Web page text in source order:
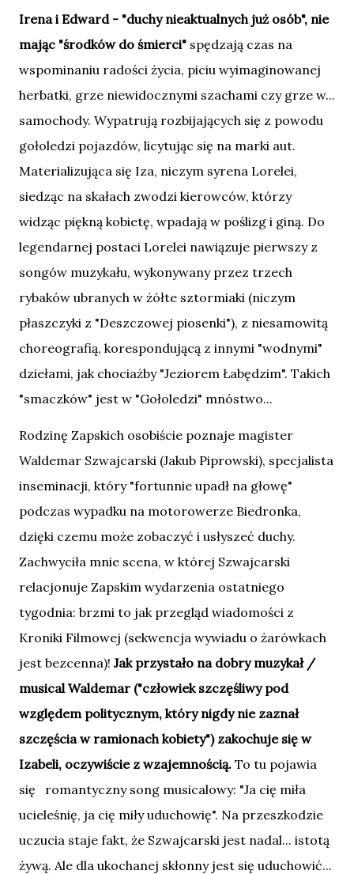
Irena i Edward - "duchy nieaktualnych już osób", nie
mając "środków do śmierci" spędzają czas na
wspominaniu radości życia, piciu wyimaginowanej
herbatki, grze niewidocznymi szachami czy grze w...
samochody. Wypatrują rozbijających się z powodu
gołoledzi pojazdów, licytując się na marki aut.
Materializująca się Iza, niczym syrena Lorelei,
siedząc na skałach zwodzi kierowców, którzy
widząc piękną kobietę, wpadają w poślizg i giną. Do
legendarnej postaci Lorelei nawiązuje pierwszy z
songów muzykału, wykonywany przez trzech
rybaków ubranych w żółte sztormiaki (niczym
płaszczyki z "Deszczowej piosenki"), z niesamowitą
choreografią, korespondującą z innymi "wodnymi"
dziełami, jak chociażby "Jeziorem Łabędzim". Takich
"smaczków" jest w "Gołoledzi" mnóstwo...
Rodzinę Zapskich osobiście poznaje magister
Waldemar Szwajcarski (Jakub Piprowski), specjalista
inseminacji, który "fortunnie upadł na głowę"
podczas wypadku na motorowerze Biedronka,
dzięki czemu może zobaczyć i usłyszeć duchy.
Zachwyciła mnie scena, w której Szwajcarski
relacjonuje Zapskim wydarzenia ostatniego
tygodnia: brzmi to jak przegląd wiadomości z
Kroniki Filmowej (sekwencja wywiadu o żarówkach
jest bezcenna)! Jak przystało na dobry muzykał /
musical Waldemar ("człowiek szczęśliwy pod
względem politycznym, który nigdy nie zaznał
szczęścia w ramionach kobiety") zakochuje się w
Izabeli, oczywiście z wzajemnością. To tu pojawia
się romantyczny song musicalowy: "Ja cię miła
ucieleśnię, ja cię miły uduchowię". Na przeszkodzie
uczucia staje fakt, że Szwajcarski jest nadal... istotą
żywą. Ale dla ukochanej skłonny jest się uduchowić...